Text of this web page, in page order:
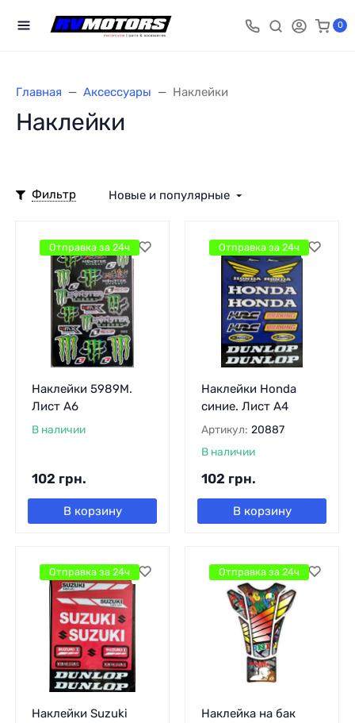
0
Главная Аксессуары Наклейки
Наклейки
Фильтр Новые и популярные
Наклейки 5989М.
Лист А6
В наличии
102 грн.
В корзину
Отправка за 24ч
Наклейки Honda
синие. Лист А4
Артикул: 20887
В наличии
102 грн.
В корзину
Отправка за 24ч
Наклейки Suzuki
Отправка за 24ч
Наклейка на бак
Отправка за 24ч